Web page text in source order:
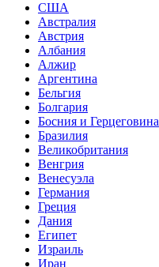
США
Австралия
Австрия
Албания
Алжир
Аргентина
Бельгия
Болгария
Босния и Герцеговина
Бразилия
Великобритания
Венгрия
Венесуэла
Германия
Греция
Дания
Египет
Израиль
Иран